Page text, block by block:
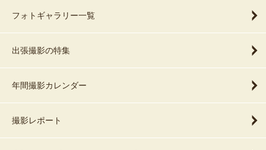
フォトギャラリー一覧
出張撮影の特集
年間撮影カレンダー
撮影レポート